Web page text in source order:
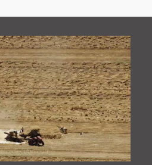
PAYS
CARTE
COLLECTIONS